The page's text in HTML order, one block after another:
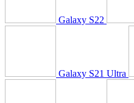
Galaxy S22
Galaxy S21 Ultra